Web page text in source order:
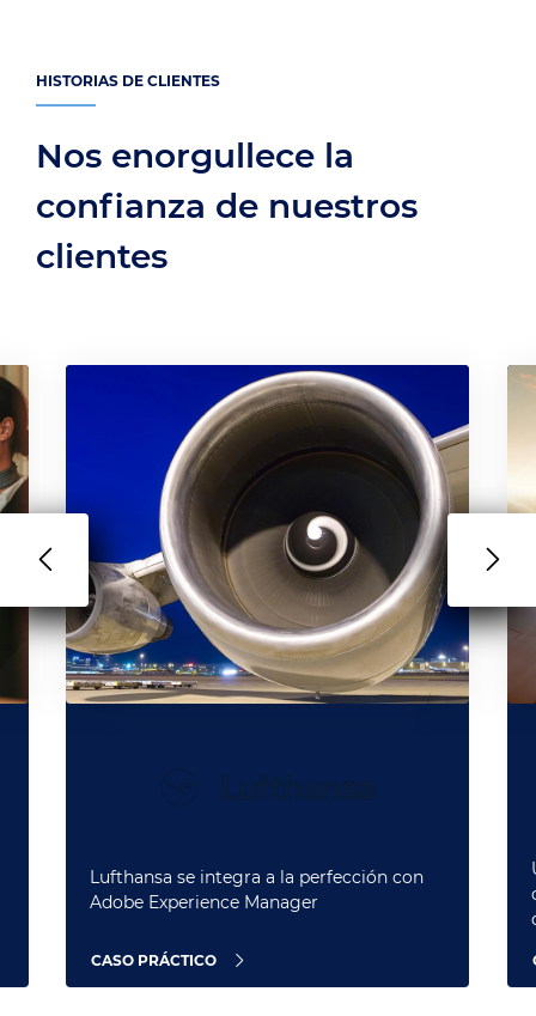
HISTORIAS DE CLIENTES
Nos enorgullece la
confianza de nuestros
clientes
Lufthansa se integra a la perfección con
Adobe Experience Manager
CASO PRÁCTICO